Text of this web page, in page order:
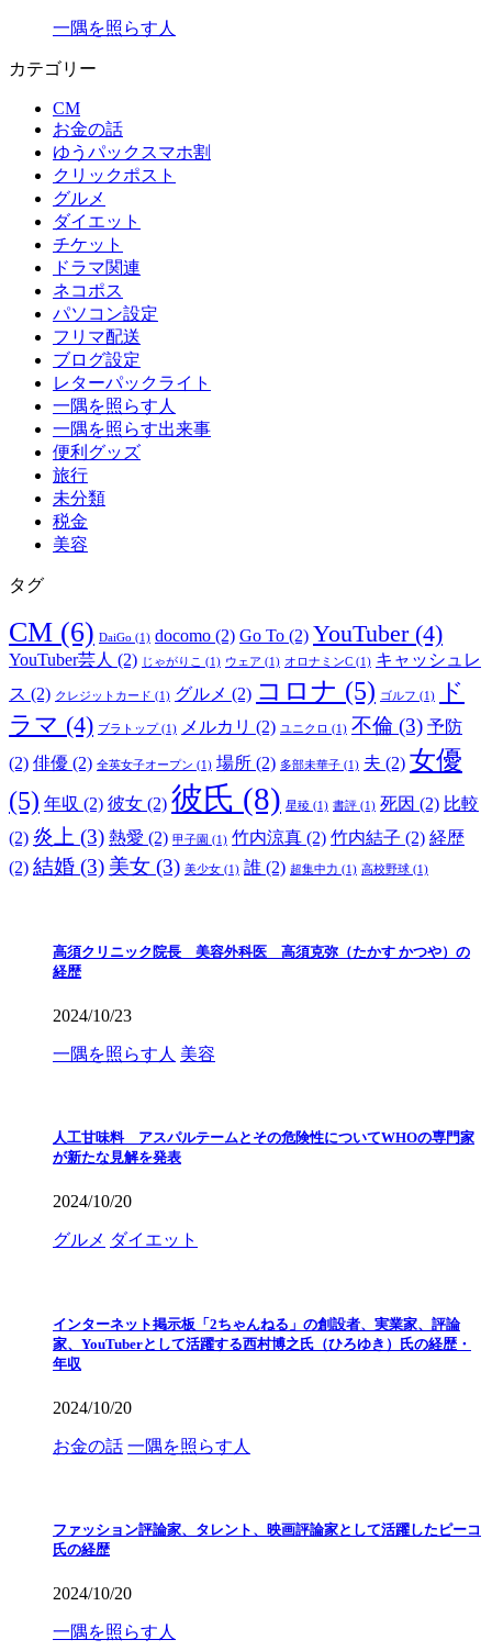
一隅を照らす人
カテゴリー
CM
お金の話
ゆうパックスマホ割
クリックポスト
グルメ
ダイエット
チケット
ドラマ関連
ネコポス
パソコン設定
フリマ配送
ブログ設定
レターパックライト
一隅を照らす人
一隅を照らす出来事
便利グッズ
旅行
未分類
税金
美容
タグ
CM (6) DaiGo (1) docomo (2) Go To (2) YouTuber(4)
YouTuber芸人 (2) じゃがりこ (1) ウェア (1) オロナミンC (1) キャッシュレ
ス (2) クレジットカード (1) グルメ (2) コロナ (5) ゴルフ (1)
ド
ラマ (4) ブラトップ(1) メルカリ (2) ユニクロ (1) 不倫 (3) 予防
(2) 俳優 (2) 全英女子オープン (1) 場所 (2) 多部未華子 (1) 夫 (2) 女優
(5) 年収 (2) 彼女 (2) 彼氏 (8) 星稜 (1) 書評 (1) 死因 (2) 比較
(2) 炎上 (3) 熱愛 (2) 甲子園 (1) 竹内涼真 (2) 竹内結子 (2) 経歴
(2) 結婚 (3) 美女 (3) 美少女 (1) 誰 (2) 超集中力 (1) 高校野球 (1)
高須クリニック院長 美容外科医 高須克弥（たかす かつや）の
経歴
2024/10/23
一隅を照らす人 美容
人工甘味料 アスパルテームとその危険性についてWHOの専門家
が新たな見解を発表
2024/10/20
グルメ ダイエット
インターネット掲示板「2ちゃんねる」の創設者、実業家、評論
家、YouTuberとして活躍する西村博之氏（ひろゆき）氏の経歴・
年収
2024/10/20
お金の話 一隅を照らす人
ファッション評論家、タレント、映画評論家として活躍したピーコ
氏の経歴
2024/10/20
一隅を照らす人